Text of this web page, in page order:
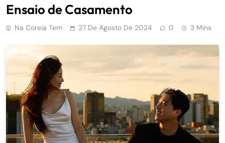
Ensaio de Casamento
Na Coreia Tem 27 De Agosto De 2024 0 3 Mins